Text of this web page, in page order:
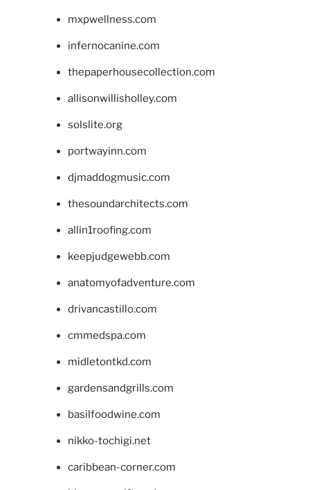
mxpwellness.com
infernocanine.com
thepaperhousecollection.com
allisonwillisholley.com
solslite.org
portwayinn.com
djmaddogmusic.com
thesoundarchitects.com
allin1roofing.com
keepjudgewebb.com
anatomyofadventure.com
drivancastillo.com
cmmedspa.com
midletontkd.com
gardensandgrills.com
basilfoodwine.com
nikko-tochigi.net
caribbean-corner.com